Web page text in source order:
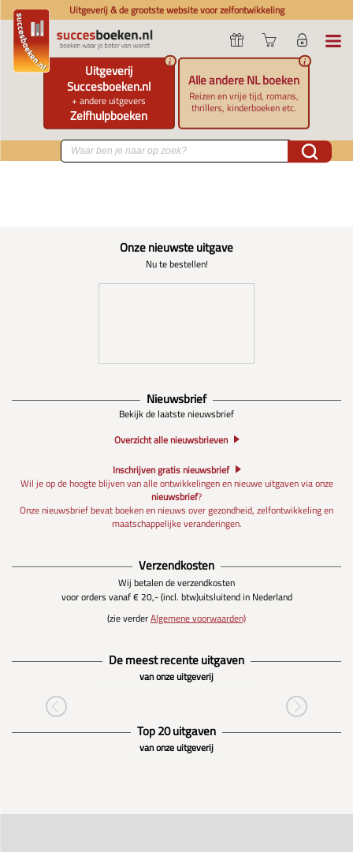
Uitgeverij & de grootste website voor zelfontwikkeling
Uitgeverij
Succesboeken.nl
+ andere uitgevers
Zelfhulpboeken
i
Alle andere NL boeken
Reizen en vrije tijd, romans,
thrillers, kinderboeken etc.
i
Onze nieuwste uitgave
Nu te bestellen!
Nieuwsbrief
Bekijk de laatste nieuwsbrief
Overzicht alle nieuwsbrieven
Inschrijven gratis nieuwsbrief
Wil je op de hoogte blijven van alle ontwikkelingen en nieuwe uitgaven via onze
nieuwsbrief?
Onze nieuwsbrief bevat boeken en nieuws over gezondheid, zelfontwikkeling en
maatschappelijke veranderingen.
Verzendkosten
Wij betalen de verzendkosten
voor orders vanaf € 20,- (incl. btw)uitsluitend in Nederland
(zie verderAlgemene voorwaarden)
De meest recente uitgaven
van onze uitgeverij
Top 20 uitgaven
van onze uitgeverij